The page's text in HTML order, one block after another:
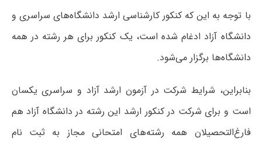
با توجه به این که کنکور کارشناسی ارشد دانشگاه‌های سراسری و
دانشگاه آزاد ادغام شده است، یک کنکور برای هر رشته در همه
دانشگاه‌ها برگزار می‌شود.
بنابراین، شرایط شرکت در آزمون ارشد آزاد و سراسری یکسان
است و برای شرکت در کنکور ارشد این رشته در دانشگاه آزاد هم
فارغ‌التحصیلان همه رشته‌های امتحانی مجاز به ثبت نام